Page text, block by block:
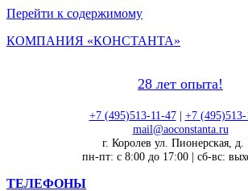
Перейти к содержимому
КОМПАНИЯ «КОНСТАНТА»
28 лет опыта!
+7 (495)513-11-47| +7 (495)513-
mail@aoconstanta.ru
г. Королев ул. Пионерская, д.
пн-пт: с 8:00 до 17:00 | сб-вс:
ТЕЛЕФОНЫ